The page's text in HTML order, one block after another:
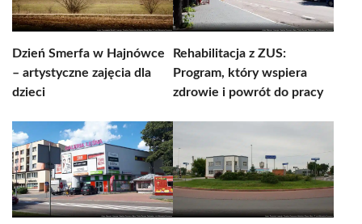
Dzień Smerfa w Hajnówce
– artystyczne zajęcia dla
dzieci
Rehabilitacja z ZUS:
Program, który wspiera
zdrowie i powrót do pracy